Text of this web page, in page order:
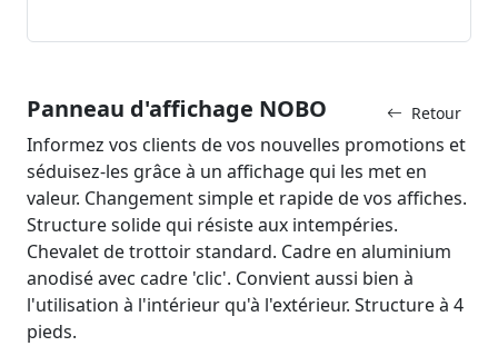
Retour
Panneau d'affichage NOBO
Informez vos clients de vos nouvelles promotions et
séduisez-les grâce à un affichage qui les met en
valeur. Changement simple et rapide de vos affiches.
Structure solide qui résiste aux intempéries.
Chevalet de trottoir standard. Cadre en aluminium
anodisé avec cadre 'clic'. Convient aussi bien à
l'utilisation à l'intérieur qu'à l'extérieur. Structure à 4
pieds.